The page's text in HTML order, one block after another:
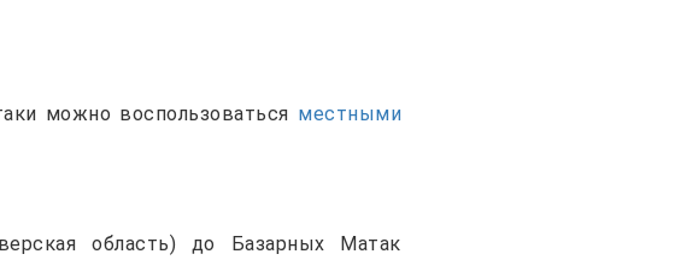
можно воспользоваться местными
область) до Базарных Матак